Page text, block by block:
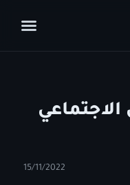
15/11/2022